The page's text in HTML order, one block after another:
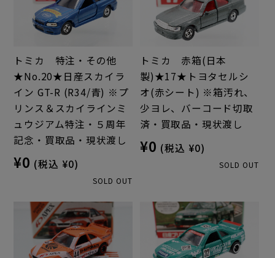
トミカ 特注・その他
★No.20★日産スカイラ
イン GT-R (R34/青) ※プ
リンス＆スカイラインミ
ュウジアム特注・５周年
記念・買取品・現状渡し
¥0 (税込 ¥0)
SOLD OUT
トミカ 赤箱(日本
製)★17★トヨタセルシ
オ(赤シート) ※箱汚れ、
少ヨレ、バーコード切取
済・買取品・現状渡し
¥0 (税込 ¥0)
SOLD OUT